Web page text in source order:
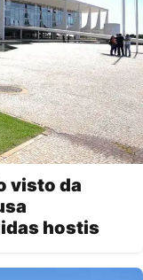
visto da
hostis